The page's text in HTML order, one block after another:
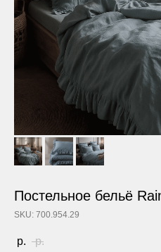
Постельное бельё
SKU: 700.954.29
р. р.